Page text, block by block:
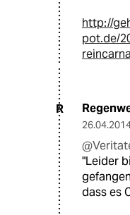
http://
pot.de/
R
"Leider
dass es